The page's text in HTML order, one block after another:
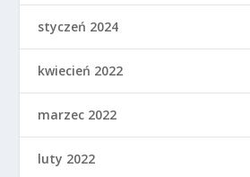
styczeń 2024
kwiecień 2022
marzec 2022
luty 2022